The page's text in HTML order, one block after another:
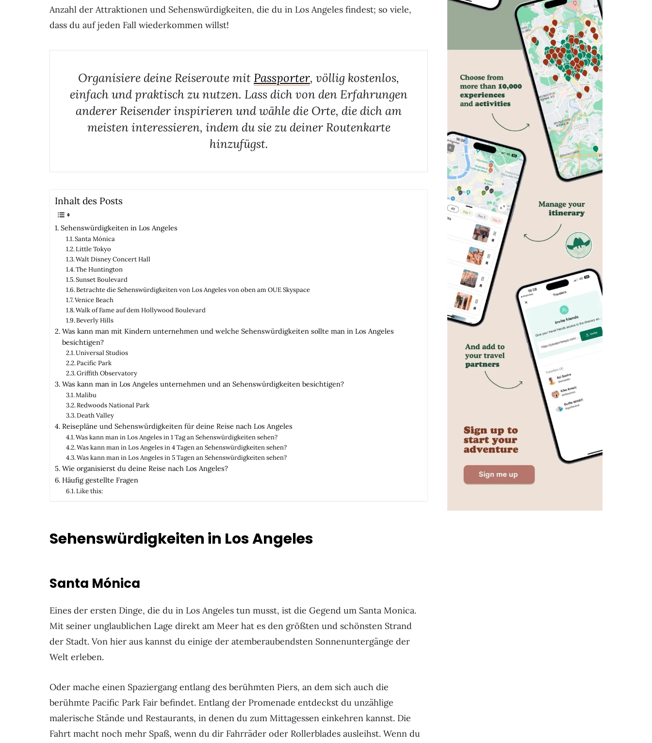
Anzahl der Attraktionen und Sehenswürdigkeiten, die du in Los Angeles findest; so viele,
dass du auf jeden Fall wiederkommen willst!
Organisiere deine Reiseroute mit Passporter, völlig kostenlos,
einfach und praktisch zu nutzen. Lass dich von den Erfahrungen
anderer Reisender inspirieren und wähle die Orte, die dich am
meisten interessieren, indem du sie zu deiner Routenkarte
hinzufügst.
Inhalt des Posts
Sehenswürdigkeiten in Los Angeles
Santa Mónica
Little Tokyo
Walt Disney Concert Hall
The Huntington
Sunset Boulevard
Betrachte die Sehenswürdigkeiten von Los Angeles von oben am OUE Skyspace
Venice Beach
Walk of Fame auf dem Hollywood Boulevard
Beverly Hills
Was kann man mit Kindern unternehmen und welche Sehenswürdigkeiten sollte man in Los Angeles
besichtigen?
Universal Studios
Pacific Park
Griffith Observatory
Was kann man in Los Angeles unternehmen und an Sehenswürdigkeiten besichtigen?
Malibu
Redwoods National Park
Death Valley
Reisepläne und Sehenswürdigkeiten für deine Reise nach Los Angeles
Was kann man in Los Angeles in 1 Tag an Sehenswürdigkeiten sehen?
Was kann man in Los Angeles in 4 Tagen an Sehenswürdigkeiten sehen?
Was kann man in Los Angeles in 5 Tagen an Sehenswürdigkeiten sehen?
Wie organisierst du deine Reise nach Los Angeles?
Häufig gestellte Fragen
Like this:
Sehenswürdigkeiten in Los Angeles
Santa Mónica
Eines der ersten Dinge, die du in Los Angeles tun musst, ist die Gegend um Santa Monica.
Mit seiner unglaublichen Lage direkt am Meer hat es den größten und schönsten Strand
der Stadt. Von hier aus kannst du einige der atemberaubendsten Sonnenuntergänge der
Welt erleben.
Oder mache einen Spaziergang entlang des berühmten Piers, an dem sich auch die
berühmte Pacific Park Fair befindet. Entlang der Promenade entdeckst du unzählige
malerische Stände und Restaurants, in denen du zum Mittagessen einkehren kannst. Die
Fahrt macht noch mehr Spaß, wenn du dir Fahrräder oder Rollerblades ausleihst. Wenn du